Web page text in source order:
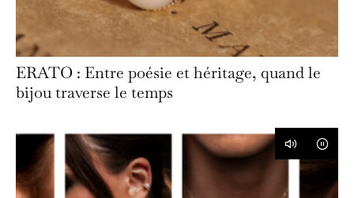
ERATO : Entre poésie et héritage, quand le
bijou traverse le temps